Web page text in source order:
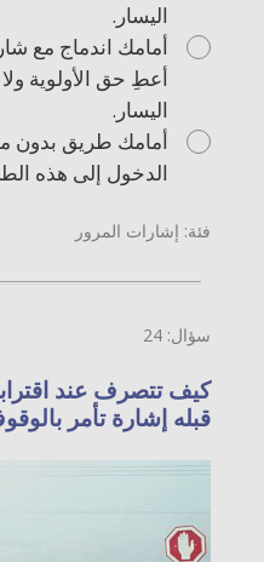
اليسار.
أمامك اندماج مع
أعطِ حق الأولوية
اليسار.
أمامك طريق بدون
الدخول إلى هذه
فئة: إشارات المرور
سؤال: 24
كيف تتصرف عند
قبله إشارة تأمر